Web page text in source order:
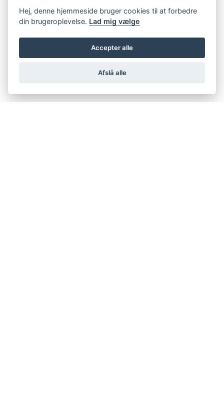
Hej, denne hjemmeside bruger cookies til at forbedre
din brugeroplevelse. Lad mig vælge
Accepter alle
Afslå alle